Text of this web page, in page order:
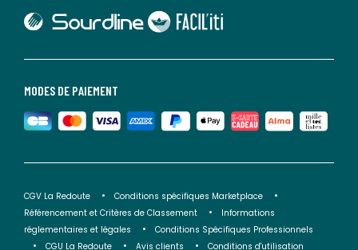
MODES DE PAIEMENT
lien vers Faciliti
CGV La Redoute
Conditions spécifiques Marketplace
Référencement et Critères de Classement
Informations
réglementaires et légales
Conditions Spécifiques Professionnels
CGU La Redoute
Avis clients Conditions d'utilisation